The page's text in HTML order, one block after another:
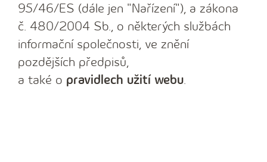
95/46/ES (dále jen "Nařízení"), a zákona
č. 480/2004 Sb., o některých službách
informační společnosti, ve znění
pozdějších předpisů,
a také o pravidlech užití webu.